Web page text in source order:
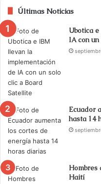
Últimas Noticias
Ubotica
IA con
Ecuador
hasta 14
Hombres
Haití